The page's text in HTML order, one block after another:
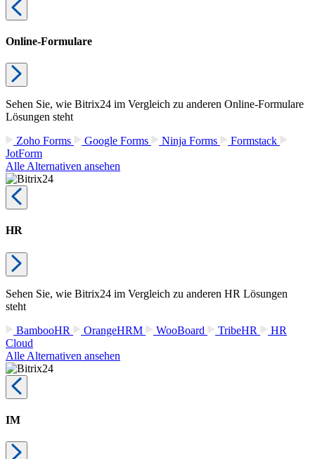
Online-Formulare
Sehen Sie, wie Bitrix24 im Vergleich zu anderen Online-Formulare
Lösungen steht
Zoho Forms
Google Forms Ninja Forms
Formstack
JotForm
Alle Alternativen ansehen
HR
Sehen Sie, wie Bitrix24 im Vergleich zu anderen HR Lösungen
steht
BambooHR
OrangeHRM WooBoard TribeHR
HR
Cloud
Alle Alternativen ansehen
IM